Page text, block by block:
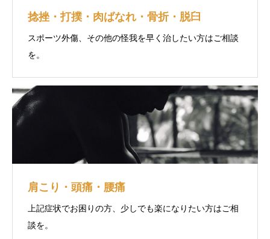
捻挫・打撲・肉ばなれ・骨折・脱臼
スポーツ外傷、その他の怪我を早く治したい方はご相談
を。
肩こり・頭痛・腰痛
上記症状でお困りの方、少しでも楽になりたい方はご相
談を。